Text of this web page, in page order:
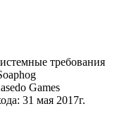
требования
Games
31 мая 2017г.